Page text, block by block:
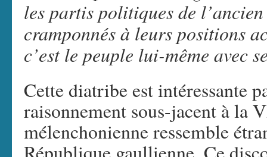
les partis politiques de
cramponnés à leurs positions
c’est le peuple lui-même avec
Cette diatribe est intéressante
raisonnement sous-jacent à la
mélenchonienne ressemble